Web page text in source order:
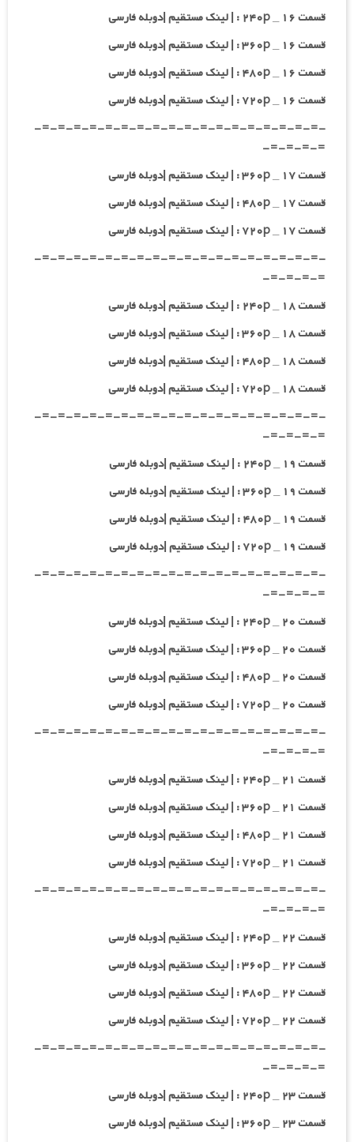
قسمت ۱۶ _ ۲۴۰p : | لینک مستقیم |دوبله فارسی
قسمت ۱۶ _ ۳۶۰p : | لینک مستقیم |دوبله فارسی
قسمت ۱۶ _ ۴۸۰p : | لینک مستقیم |دوبله فارسی
قسمت ۱۶ _ ۷۲۰p : | لینک مستقیم |دوبله فارسی
-=-=-=-=-=-=-=-=-=-=-=-=-=-=-=-=-=-=-
=-=-=-=-
قسمت ۱۷ _ ۳۶۰p : | لینک مستقیم |دوبله فارسی
قسمت ۱۷ _ ۴۸۰p : | لینک مستقیم |دوبله فارسی
قسمت ۱۷ _ ۷۲۰p : | لینک مستقیم |دوبله فارسی
-=-=-=-=-=-=-=-=-=-=-=-=-=-=-=-=-=-=-
=-=-=-=-
قسمت ۱۸ _ ۲۴۰p : | لینک مستقیم |دوبله فارسی
قسمت ۱۸ _ ۳۶۰p : | لینک مستقیم |دوبله فارسی
قسمت ۱۸ _ ۴۸۰p : | لینک مستقیم |دوبله فارسی
قسمت ۱۸ _ ۷۲۰p : | لینک مستقیم |دوبله فارسی
-=-=-=-=-=-=-=-=-=-=-=-=-=-=-=-=-=-=-
=-=-=-=-
قسمت ۱۹ _ ۲۴۰p : | لینک مستقیم |دوبله فارسی
قسمت ۱۹ _ ۳۶۰p : | لینک مستقیم |دوبله فارسی
قسمت ۱۹ _ ۴۸۰p : | لینک مستقیم |دوبله فارسی
قسمت ۱۹ _ ۷۲۰p : | لینک مستقیم |دوبله فارسی
-=-=-=-=-=-=-=-=-=-=-=-=-=-=-=-=-=-=-
=-=-=-=-
قسمت ۲۰ _ ۲۴۰p : | لینک مستقیم |دوبله فارسی
قسمت ۲۰ _ ۳۶۰p : | لینک مستقیم |دوبله فارسی
قسمت ۲۰ _ ۴۸۰p : | لینک مستقیم |دوبله فارسی
قسمت ۲۰ _ ۷۲۰p : | لینک مستقیم |دوبله فارسی
-=-=-=-=-=-=-=-=-=-=-=-=-=-=-=-=-=-=-
=-=-=-=-
قسمت ۲۱ _ ۲۴۰p : | لینک مستقیم |دوبله فارسی
قسمت ۲۱ _ ۳۶۰p : | لینک مستقیم |دوبله فارسی
قسمت ۲۱ _ ۴۸۰p : | لینک مستقیم |دوبله فارسی
قسمت ۲۱ _ ۷۲۰p : | لینک مستقیم |دوبله فارسی
-=-=-=-=-=-=-=-=-=-=-=-=-=-=-=-=-=-=-
=-=-=-=-
قسمت ۲۲ _ ۲۴۰p : | لینک مستقیم |دوبله فارسی
قسمت ۲۲ _ ۳۶۰p : | لینک مستقیم |دوبله فارسی
قسمت ۲۲ _ ۴۸۰p : | لینک مستقیم |دوبله فارسی
قسمت ۲۲ _ ۷۲۰p : | لینک مستقیم |دوبله فارسی
-=-=-=-=-=-=-=-=-=-=-=-=-=-=-=-=-=-=-
=-=-=-=-
قسمت ۲۳ _ ۲۴۰p : | لینک مستقیم |دوبله فارسی
قسمت ۲۳ _ ۳۶۰p : | لینک مستقیم |دوبله فارسی